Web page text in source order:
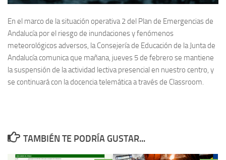
En el marco de la situación operativa 2 del Plan de Emergencias de
Andalucía por el riesgo de inundaciones y fenómenos
meteorológicos adversos, la Consejería de Educación de la Junta de
Andalucía comunica que mañana, jueves 5 de febrero se mantiene
la suspensión de la actividad lectiva presencial en nuestro centro, y
se continuará con la docencia telemática a través de Classroom.
TAMBIÉN TE PODRÍA GUSTAR...